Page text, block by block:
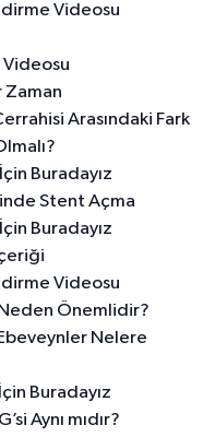
Videosu
Videosu
Zaman
Arasındaki Fark
Buradayız
Stent Açma
Buradayız
Videosu
Önemlidir?
Nelere
Buradayız
Aynı mıdır?